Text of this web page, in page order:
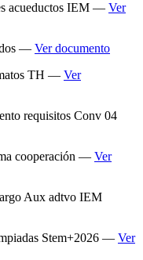
acueductos IEM — Ver
— Ver documento
TH — Ver
requisitos Conv 04
cooperación — Ver
Aux adtvo IEM
Stem+2026 — Ver